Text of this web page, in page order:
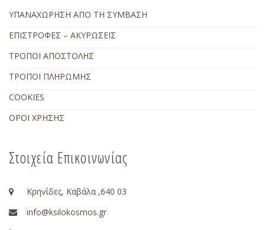
ΥΠΑΝΑΧΩΡΗΣΗ ΑΠΟ ΤΗ ΣΥΜΒΑΣΗ
ΕΠΙΣΤΡΟΦΕΣ – ΑΚΥΡΩΣΕΙΣ
ΤΡΟΠΟΙ ΑΠΟΣΤΟΛΗΣ
ΤΡΟΠΟΙ ΠΛΗΡΩΜΗΣ
COOKIES
ΟΡΟΙ ΧΡΗΣΗΣ
Στοιχεία Επικοινωνίας
Κρηνίδες, Καβάλα ,640 03
info@ksilokosmos.gr